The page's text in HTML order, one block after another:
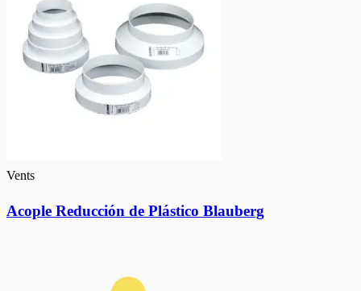
Vents
Acople Reducción de Plástico Blauberg